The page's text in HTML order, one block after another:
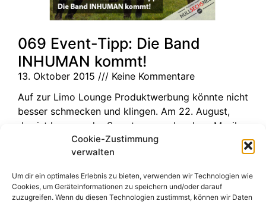
Cookie-Zustimmung
verwalten
Um dir ein optimales Erlebnis zu bieten, verwenden wir Technologien wie
Cookies, um Geräteinformationen zu speichern und/oder darauf
zuzugreifen. Wenn du diesen Technologien zustimmst, können wir Daten
069 Event-Tipp: Die Band
INHUMAN kommt!
13. Oktober 2015
Keine Kommentare
Auf zur Limo Lounge Produktwerbung könnte nicht
besser schmecken und klingen. Am 22. August,
das ist kommender Samstag verschmelzen Musik
und Limonade zur Hauptattraktion auf